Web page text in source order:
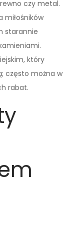
czy metal.
miłośników
starannie
który
często można w
rabat.